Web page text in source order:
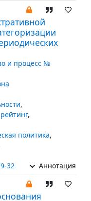
и процесс №
,
рейтинг,
политика,
32 Аннотация